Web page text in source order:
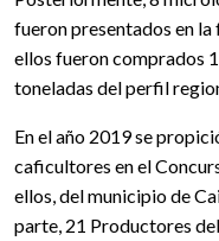
fueron presentados en la
ellos fueron comprados
toneladas del perfil
En el año 2019 se
caficultores en el
ellos, del municipio de
parte, 21 Productores